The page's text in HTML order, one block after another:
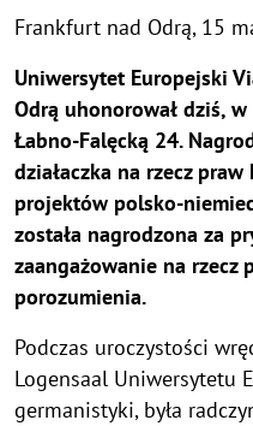
Frankfurt nad Odrą, 15
Uniwersytet Europejski
Odrą uhonorował dziś,
Łabno-Falęcką 24.
działaczka na rzecz
projektów polsko-
została nagrodzona za
zaangażowanie na rzecz
porozumienia.
Podczas uroczystości
Logensaal Uniwersytetu
germanistyki, była